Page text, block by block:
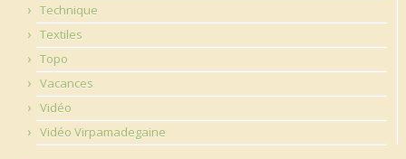
Technique
Textiles
Topo
Vacances
Vidéo
Vidéo Virpamadegaine